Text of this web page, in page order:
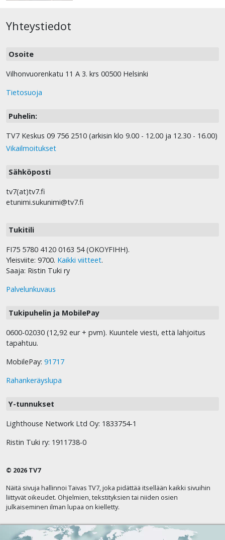
Yhteystiedot
Osoite
Vilhonvuorenkatu 11 A 3. krs 00500 Helsinki
Tietosuoja
Puhelin:
TV7 Keskus 09 756 2510 (arkisin klo 9.00 - 12.00 ja 12.30 - 16.00)
Vikailmoitukset
Sähköposti
tv7(at)tv7.fi
etunimi.sukunimi@tv7.fi
Tukitili
FI75 5780 4120 0163 54 (OKOYFIHH).
Yleisviite: 9700. Kaikki viitteet.
Saaja: Ristin Tuki ry
Palvelunkuvaus
Tukipuhelin ja MobilePay
0600-02030 (12,92 eur + pvm). Kuuntele viesti, että lahjoitus
tapahtuu.
MobilePay: 91717
Rahankeräyslupa
Y-tunnukset
Lighthouse Network Ltd Oy: 1833754-1
Ristin Tuki ry: 1911738-0
© 2026 TV7
Näitä sivuja hallinnoi Taivas TV7, joka pidättää itsellään kaikki sivuihin
liittyvät oikeudet. Ohjelmien, tekstityksien tai niiden osien
julkaiseminen ilman lupaa on kielletty.